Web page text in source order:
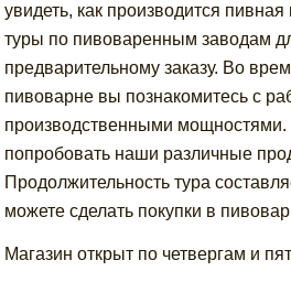
увидеть, как производится
туры по пивоваренным заводам
предварительному заказу. Во
пивоварне вы познакомитесь с
производственными
попробовать наши различные
Продолжительность тура
можете сделать покупки в
Магазин открыт по четвергам и